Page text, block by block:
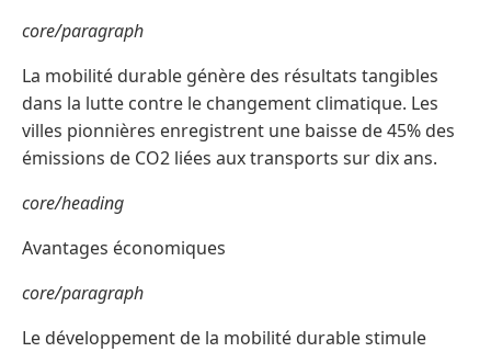
core/paragraph
La mobilité durable génère des résultats tangibles
dans la lutte contre le changement climatique. Les
villes pionnières enregistrent une baisse de 45% des
émissions de CO2 liées aux transports sur dix ans.
core/heading
Avantages économiques
core/paragraph
Le développement de la mobilité durable stimule